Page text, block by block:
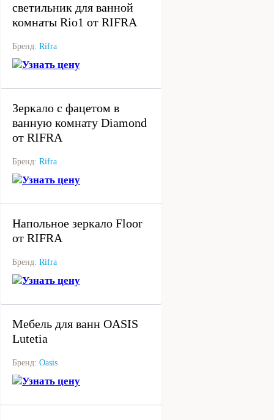
светильник для ванной
комнаты Rio1 от RIFRA
Бренд: Rifra
Узнать цену
Зеркало с фацетом в
ванную комнату Diamond
от RIFRA
Бренд: Rifra
Узнать цену
Напольное зеркало Floor
от RIFRA
Бренд: Rifra
Узнать цену
Мебель для ванн OASIS
Lutetia
Бренд: Oasis
Узнать цену